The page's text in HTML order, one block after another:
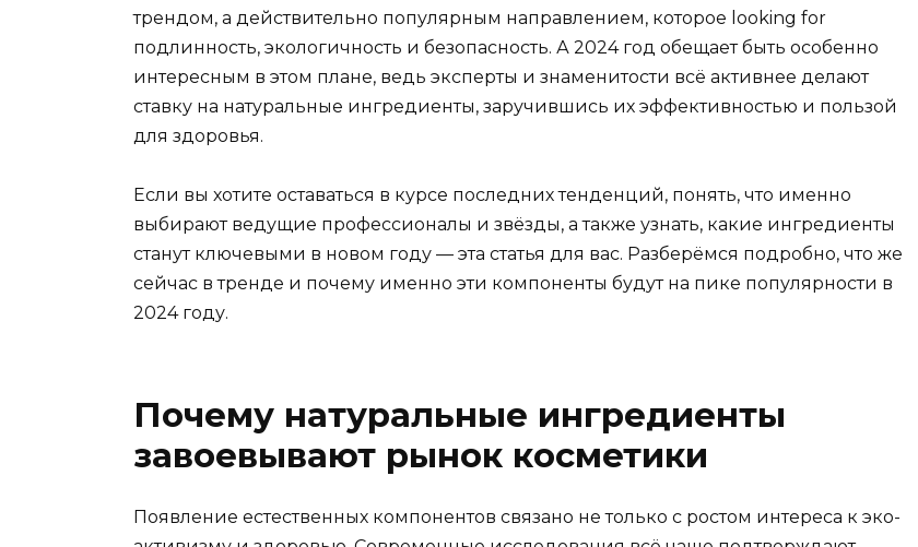
трендом, а действительно популярным направлением, которое looking for
подлинность, экологичность и безопасность. А 2024 год обещает быть особенно
интересным в этом плане, ведь эксперты и знаменитости всё активнее делают
ставку на натуральные ингредиенты, заручившись их эффективностью и пользой
для здоровья.
Если вы хотите оставаться в курсе последних тенденций, понять, что именно
выбирают ведущие профессионалы и звёзды, а также узнать, какие ингредиенты
станут ключевыми в новом году — эта статья для вас. Разберёмся подробно, что же
сейчас в тренде и почему именно эти компоненты будут на пике популярности в
2024 году.
Почему натуральные ингредиенты
завоевывают рынок косметики
Появление естественных компонентов связано не только с ростом интереса к эко-